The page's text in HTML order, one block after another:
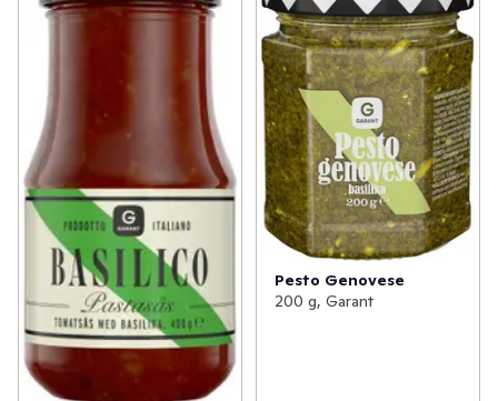
Pesto Genovese
200 g, Garant